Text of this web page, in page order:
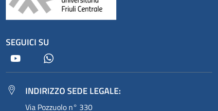
SEGUICI SU
Youtube
INDIRIZZO SEDE LEGALE:
Via Pozzuolo n° 330